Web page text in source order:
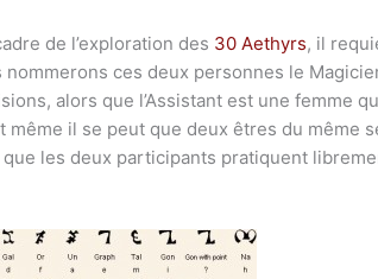
de l’exploration des 30 Aethyrs, il
ces deux personnes le
alors que l’Assistant est une femme
il se peut que deux êtres du même
les deux participants pratiquent